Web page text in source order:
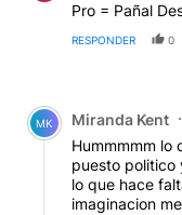
Pro = Pañal
RESPONDER 0
Comentario de
MK Miranda Kent
Hummmmm lo
puesto politico
lo que hace
imaginacion